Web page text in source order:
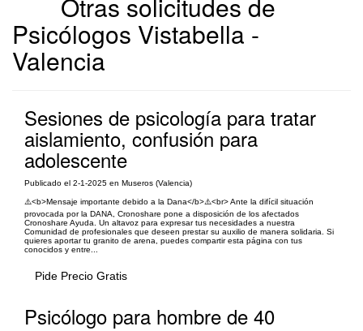
Psicólogos Vistabella -
Valencia
Sesiones de psicología para tratar
aislamiento, confusión para
adolescente
Publicado el 2-1-2025 en Museros (Valencia)
⚠️<b>Mensaje importante debido a la Dana</b>⚠️<br> Ante la difícil situación
provocada por la DANA, Cronoshare pone a disposición de los afectados
Cronoshare Ayuda. Un altavoz para expresar tus necesidades a nuestra
Comunidad de profesionales que deseen prestar su auxilio de manera solidaria. Si
quieres aportar tu granito de arena, puedes compartir esta página con tus
conocidos y entre...
Pide Precio Gratis
Psicólogo para hombre de 40